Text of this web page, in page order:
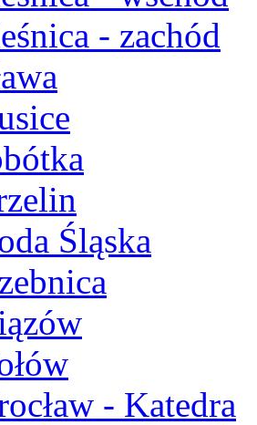
- zachód
Śląska
- Katedra